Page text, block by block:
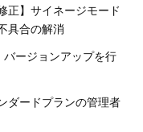
正】サイネージモード
具合の解消
ージョンアップを行
ダードプランの管理者